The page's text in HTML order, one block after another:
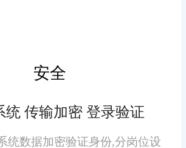
争日益激烈的今
发展的关键决策之一。
其全面的功能、智能
安全
统 传输加密 登录验证
统数据加密验证身份,分岗位设